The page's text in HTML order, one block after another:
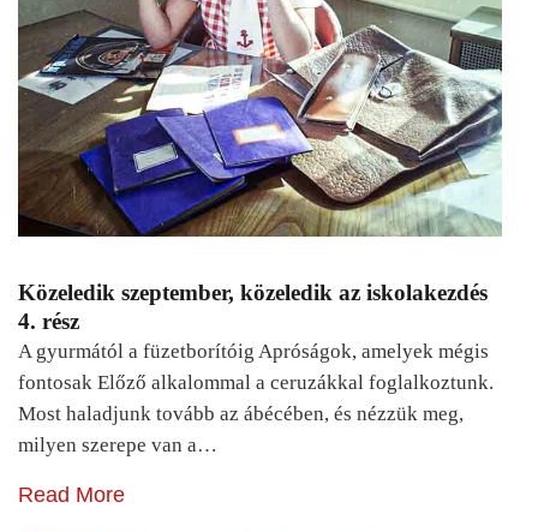
Közeledik szeptember, közeledik az iskolakezdés
4. rész
A gyurmától a füzetborítóig Apróságok, amelyek mégis
fontosak Előző alkalommal a ceruzákkal foglalkoztunk.
Most haladjunk tovább az ábécében, és nézzük meg,
milyen szerepe van a…
Read More